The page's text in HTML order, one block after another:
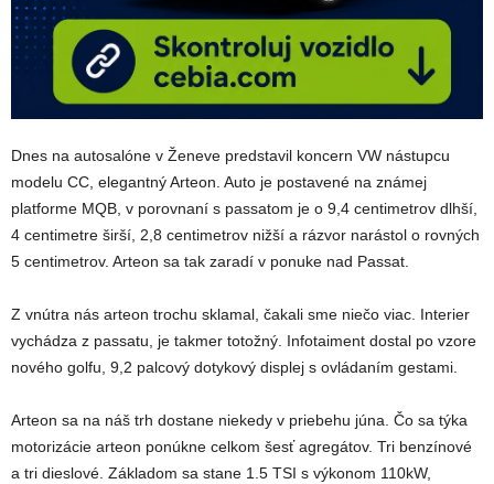
Dnes na autosalóne v Ženeve predstavil koncern VW nástupcu
modelu CC, elegantný Arteon. Auto je postavené na známej
platforme MQB, v porovnaní s passatom je o 9,4 centimetrov dlhší,
4 centimetre širší, 2,8 centimetrov nižší a rázvor narástol o rovných
5 centimetrov. Arteon sa tak zaradí v ponuke nad Passat.
Z vnútra nás arteon trochu sklamal, čakali sme niečo viac. Interier
vychádza z passatu, je takmer totožný. Infotaiment dostal po vzore
nového golfu, 9,2 palcový dotykový displej s ovládaním gestami.
Arteon sa na náš trh dostane niekedy v priebehu júna. Čo sa týka
motorizácie arteon ponúkne celkom šesť agregátov. Tri benzínové
a tri dieslové. Základom sa stane 1.5 TSI s výkonom 110kW,